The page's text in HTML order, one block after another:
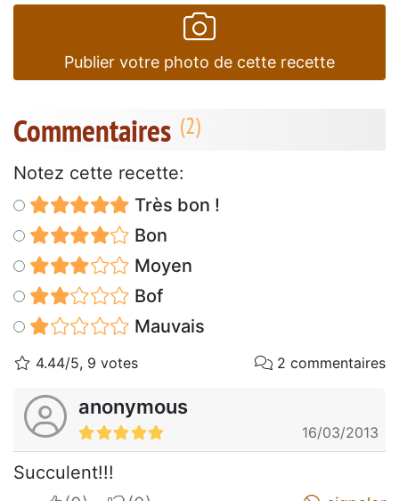
Publier votre photo de cette recette
Commentaires
Notez cette recette:
Très bon !
Bon
Moyen
Bof
Mauvais
4.44/5, 9 votes 2 commentaires
anonymous
16/03/2013
Succulent!!!